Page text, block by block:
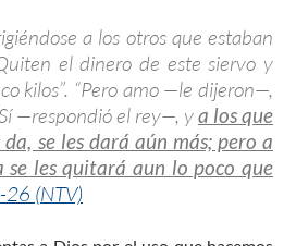
a los otros que estaban
el dinero de este siervo y
kilos”. “Pero amo —le dijeron—,
—respondió el rey—, ya los que
se les dará aún más; pero a
se les quitará aun lo poco que
(NTV)